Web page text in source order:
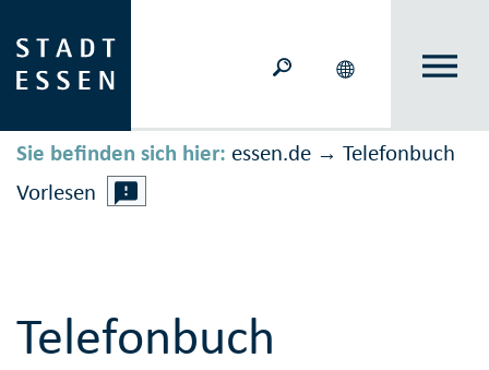
Sie befinden sich hier: essen.de → Telefonbuch
Vorlesen
Telefonbuch